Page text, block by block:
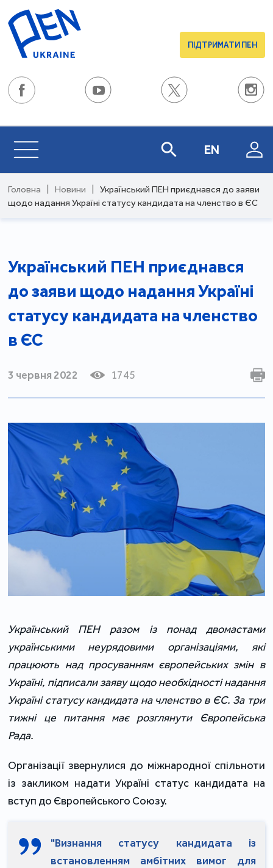
ПІДТРИМАТИ ПЕН
EN
Головна Новини
Український ПЕН приєднався до заяви
щодо надання Україні статусу кандидата на членство в ЄС
Український ПЕН приєднався
до заяви щодо надання Україні
статусу кандидата на членство
в ЄС
3 червня 2022 1745
Український ПЕН разом із понад двомастами
українськими неурядовими організаціями, які
працюють над просуванням європейських змін в
Україні, підписали заяву щодо необхідності надання
Україні статусу кандидата на членство в ЄС. За три
тижні це питання має розглянути Європейська
Рада.
Організації звернулися до міжнародної спільноти
із закликом надати Україні статус кандидата на
вступ до Європейського Союзу.
"Визнання статусу кандидата із
встановленням амбітних вимог для